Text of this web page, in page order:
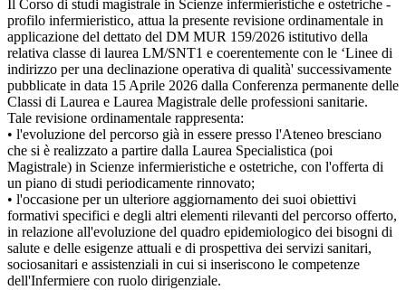
Il Corso di studi magistrale in Scienze infermieristiche e ostetriche -
profilo infermieristico, attua la presente revisione ordinamentale in
applicazione del dettato del DM MUR 159/2026 istitutivo della
relativa classe di laurea LM/SNT1 e coerentemente con le ‘Linee di
indirizzo per una declinazione operativa di qualità' successivamente
pubblicate in data 15 Aprile 2026 dalla Conferenza permanente delle
Classi di Laurea e Laurea Magistrale delle professioni sanitarie.
Tale revisione ordinamentale rappresenta:
• l'evoluzione del percorso già in essere presso l'Ateneo bresciano
che si è realizzato a partire dalla Laurea Specialistica (poi
Magistrale) in Scienze infermieristiche e ostetriche, con l'offerta di
un piano di studi periodicamente rinnovato;
• l'occasione per un ulteriore aggiornamento dei suoi obiettivi
formativi specifici e degli altri elementi rilevanti del percorso offerto,
in relazione all'evoluzione del quadro epidemiologico dei bisogni di
salute e delle esigenze attuali e di prospettiva dei servizi sanitari,
sociosanitari e assistenziali in cui si inseriscono le competenze
dell'Infermiere con ruolo dirigenziale.